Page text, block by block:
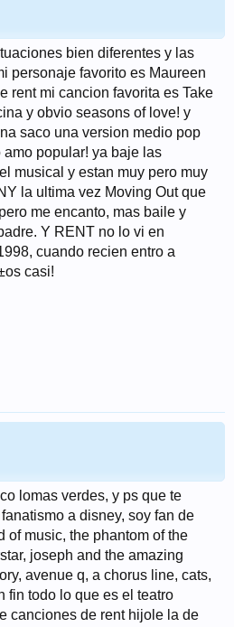
bien diferentes y las
personaje favorito es Maureen
rent mi cancion favorita es Take
y obvio seasons of love! y
saco una version medio pop
popular! ya baje las
musical y estan muy pero muy
la ultima vez Moving Out que
me encanto, mas baile y
Y RENT no lo vi en
cuando recien entro a
casi!
lomas verdes, y ps que te
a disney, soy fan de
of music, the phantom of the
joseph and the amazing
avenue q, a chorus line, cats,
fin todo lo que es el teatro
canciones de rent hijole la de